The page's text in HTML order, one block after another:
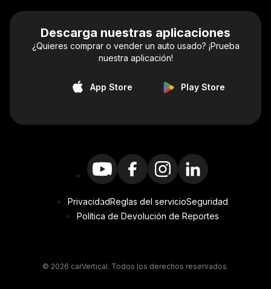
Descarga nuestras aplicaciones
¿Quieres comprar o vender un auto usado? ¡Prueba
nuestra aplicación!
App Store Play Store
PrivacidadReglas del servicioSeguridad
Política de Devolución de Reportes
© 2026 carVertical. Todos los derechos reservados.